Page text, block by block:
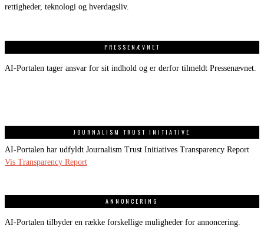
rettigheder, teknologi og hverdagsliv.
PRESSENÆVNET
AI-Portalen tager ansvar for sit indhold og er derfor tilmeldt Pressenævnet.
JOURNALISM TRUST INITIATIVE
AI-Portalen har udfyldt Journalism Trust Initiatives Transparency Report
Vis Transparency Report
ANNONCERING
AI-Portalen tilbyder en række forskellige muligheder for annoncering.